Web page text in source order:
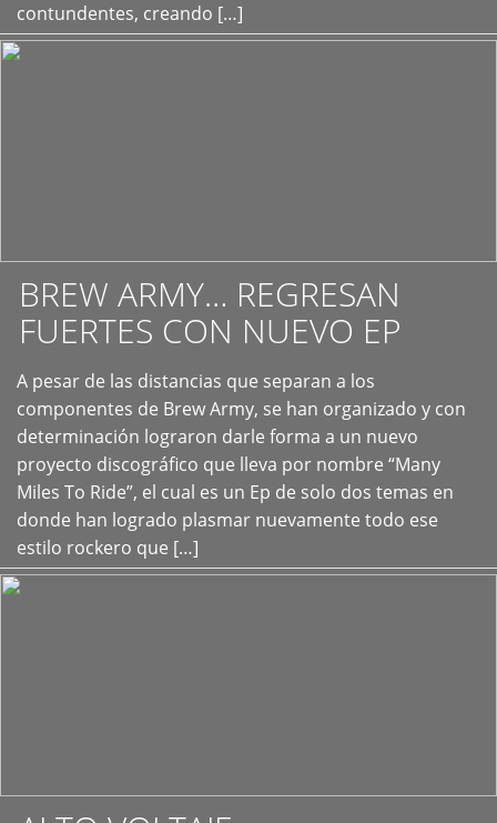
contundentes, creando […]
BREW ARMY… REGRESAN
FUERTES CON NUEVO EP
A pesar de las distancias que separan a los
componentes de Brew Army, se han organizado y con
determinación lograron darle forma a un nuevo
proyecto discográfico que lleva por nombre “Many
Miles To Ride”, el cual es un Ep de solo dos temas en
donde han logrado plasmar nuevamente todo ese
estilo rockero que […]
+